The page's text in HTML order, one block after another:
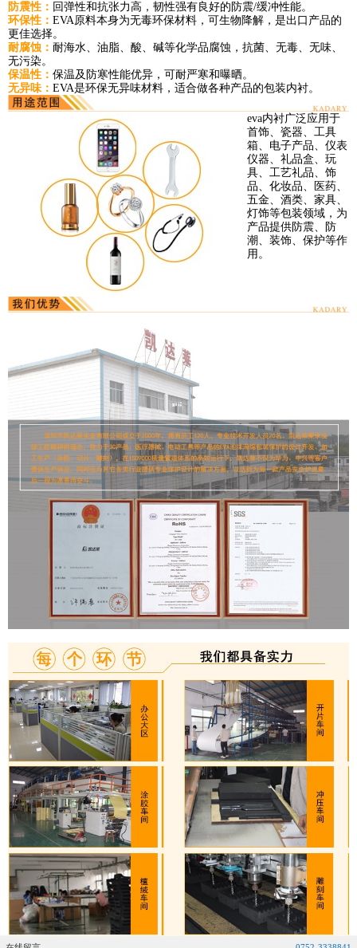
防震性： 回弹性和抗张力高，韧性强有良好的防震/缓冲性能。
环保性： EVA原料本身为无毒环保材料，可生物降解，是出口产品的
更佳选择。
耐腐蚀： 耐海水、油脂、酸、碱等化学品腐蚀，抗菌、无毒、无味、
无污染。
保温性： 保温及防寒性能优异，可耐严寒和曝晒。
无异味： EVA是环保无异味材料，适合做各种产品的包装内衬。
eva内衬广泛应用于
首饰、瓷器、工具
箱、电子产品、仪表
仪器、礼品盒、玩
具、工艺礼品、饰
品、化妆品、医药、
五金、酒类、家具、
灯饰等包装领域，为
产品提供防震、防
潮、装饰、保护等作
用。